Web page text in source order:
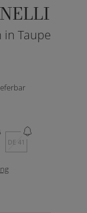
Taupe
DE 41